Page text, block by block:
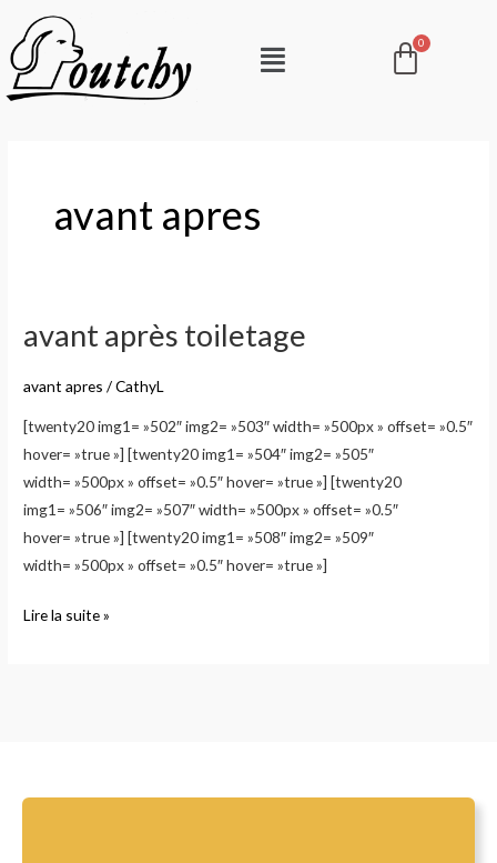
contenu
Menu
avant apres
avant après toiletage
avant apres /CathyL
[twenty20 img1= »502″ img2= »503″ width= »500px » offset= »0.5″
hover= »true »] [twenty20 img1= »504″ img2= »505″
width= »500px » offset= »0.5″ hover= »true »] [twenty20
img1= »506″ img2= »507″ width= »500px » offset= »0.5″
hover= »true »] [twenty20 img1= »508″ img2= »509″
width= »500px » offset= »0.5″ hover= »true »]
avant
toiletage
Lire la suite »